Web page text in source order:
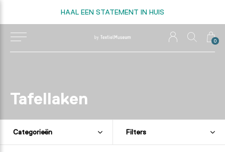
0
HAAL EEN STATEMENT IN HUIS
Tafellaken
Categorieën Filters